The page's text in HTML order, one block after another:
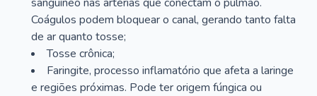
Coágulos podem bloquear o canal, gerando tanto falta
de ar quanto tosse;
Tosse crônica;
Faringite, processo inflamatório que afeta a laringe
e regiões próximas. Pode ter origem fúngica ou